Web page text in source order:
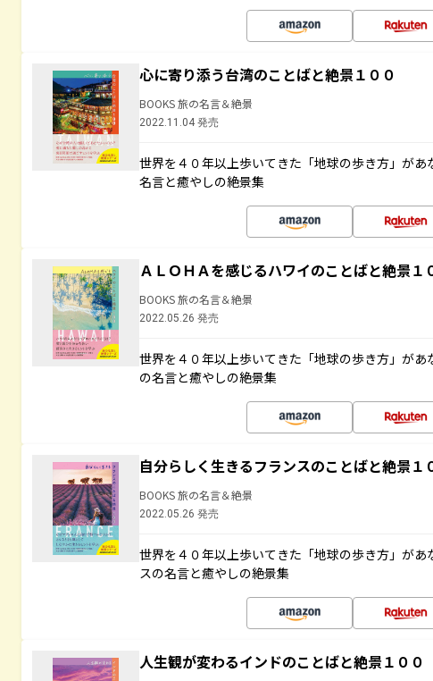
心に寄り添う台湾のことばと絶景１００
BOOKS 旅の名言＆絶景
2022.11.04 発売
世界を４０年以上歩いてきた「地球の歩き方」が
名言と癒やしの絶景集
ＡＬＯＨＡを感じるハワイのことばと絶景１
BOOKS 旅の名言＆絶景
2022.05.26 発売
世界を４０年以上歩いてきた「地球の歩き方」が
の名言と癒やしの絶景集
自分らしく生きるフランスのことばと絶景１
BOOKS 旅の名言＆絶景
2022.05.26 発売
世界を４０年以上歩いてきた「地球の歩き方」が
スの名言と癒やしの絶景集
人生観が変わるインドのことばと絶景１００